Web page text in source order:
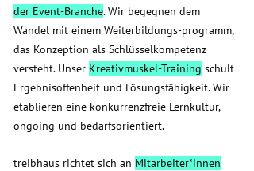
der Event-Branche. Wir begegnen dem
Wandel mit einem Weiterbildungs-programm,
das Konzeption als Schlüsselkompetenz
versteht. Unser Kreativmuskel-Training schult
Ergebnisoffenheit und Lösungsfähigkeit. Wir
etablieren eine konkurrenzfreie Lernkultur,
ongoing und bedarfsorientiert.
treibhaus richtet sich an Mitarbeiter*innen